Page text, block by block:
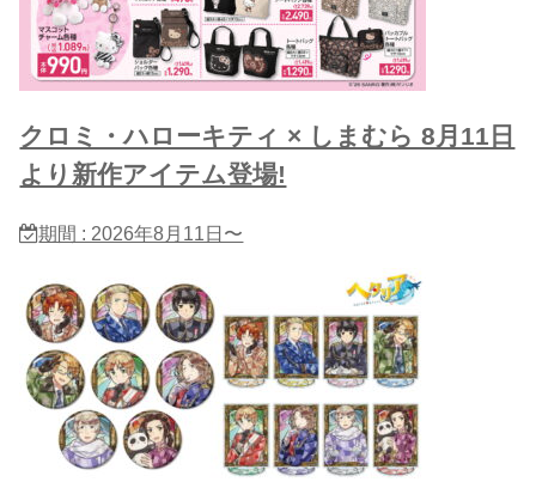
クロミ・ハローキティ × しまむら 8月11日
より新作アイテム登場!
期間 : 2026年8月11日〜